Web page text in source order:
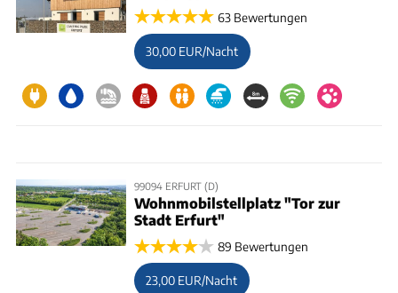
63 Bewertungen
30,00 EUR/Nacht
99094 ERFURT (D)
Wohnmobilstellplatz "Tor zur
Stadt Erfurt"
89 Bewertungen
23,00 EUR/Nacht